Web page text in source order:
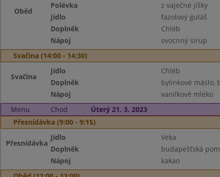
Oběd
Polévka
z vaječné jíšky
Jídlo
fazolový guláš
Doplněk
Chléb
Nápoj
ovocnný sirup
Svačina (14:00 - 14:30)
Svačina
Jídlo
Chléb
Doplněk
bylinkové máslo,
Nápoj
vanilkové mléko
Menu
Chod
Úterý 21. 3. 2023
Přesnídávka (9:00 - 9:15)
Přesnídávka
Jídlo
Veka
Doplněk
budapešťská
Nápoj
kakao